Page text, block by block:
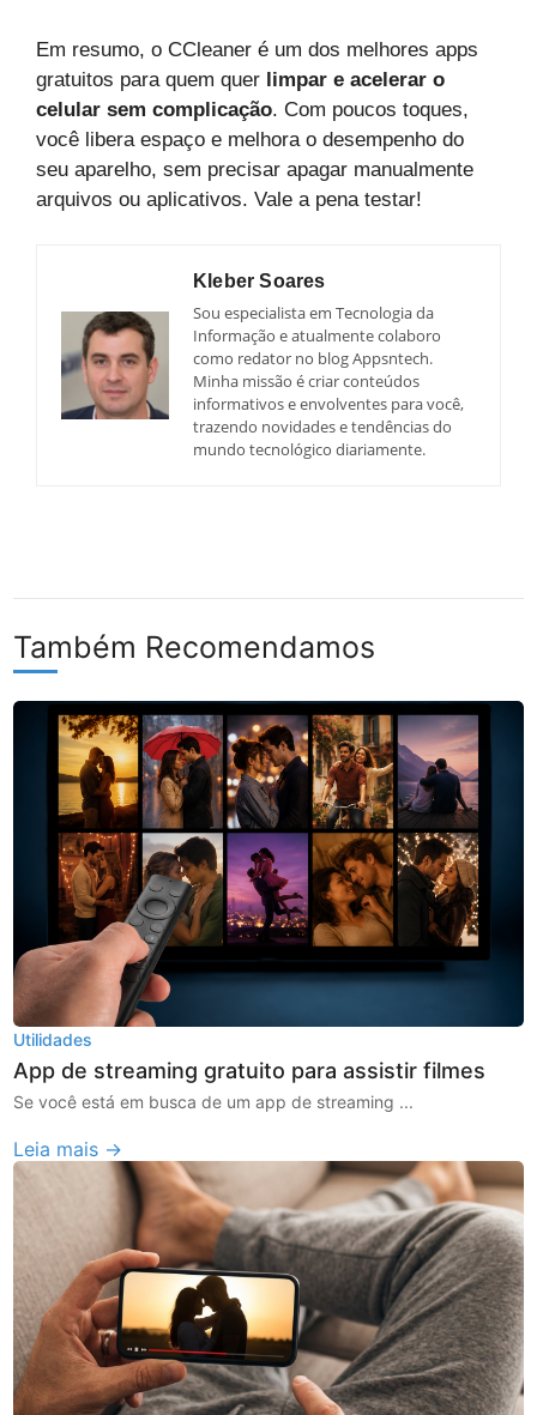
Em resumo, o CCleaner é um dos melhores apps
gratuitos para quem quer limpar e acelerar o
celular sem complicação. Com poucos toques,
você libera espaço e melhora o desempenho do
seu aparelho, sem precisar apagar manualmente
arquivos ou aplicativos. Vale a pena testar!
Kleber Soares
Sou especialista em Tecnologia da
Informação e atualmente colaboro
como redator no blog Appsntech.
Minha missão é criar conteúdos
informativos e envolventes para você,
trazendo novidades e tendências do
mundo tecnológico diariamente.
Também Recomendamos
Utilidades
App de streaming gratuito para assistir filmes
Se você está em busca de um app de streaming ...
Leia mais →